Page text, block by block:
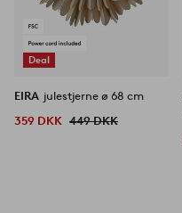
Deal
EIRA julestjerne ø 68 cm
359 DKK 449 DKK